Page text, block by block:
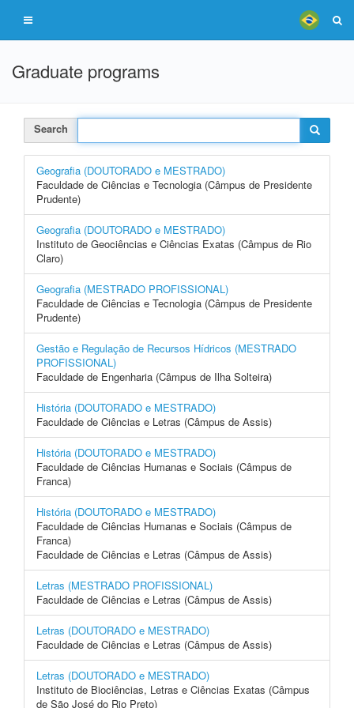
Graduate programs
Search
Geografia (DOUTORADO e MESTRADO)
Faculdade de Ciências e Tecnologia (Câmpus de Presidente
Prudente)
Geografia (DOUTORADO e MESTRADO)
Instituto de Geociências e Ciências Exatas (Câmpus de Rio
Claro)
Geografia (MESTRADO PROFISSIONAL)
Faculdade de Ciências e Tecnologia (Câmpus de Presidente
Prudente)
Gestão e Regulação de Recursos Hídricos (MESTRADO
PROFISSIONAL)
Faculdade de Engenharia (Câmpus de Ilha Solteira)
História (DOUTORADO e MESTRADO)
Faculdade de Ciências e Letras (Câmpus de Assis)
História (DOUTORADO e MESTRADO)
Faculdade de Ciências Humanas e Sociais (Câmpus de
Franca)
História (DOUTORADO e MESTRADO)
Faculdade de Ciências Humanas e Sociais (Câmpus de
Franca)
Faculdade de Ciências e Letras (Câmpus de Assis)
Letras (MESTRADO PROFISSIONAL)
Faculdade de Ciências e Letras (Câmpus de Assis)
Letras (DOUTORADO e MESTRADO)
Faculdade de Ciências e Letras (Câmpus de Assis)
Letras (DOUTORADO e MESTRADO)
Instituto de Biociências, Letras e Ciências Exatas (Câmpus
de São José do Rio Preto)